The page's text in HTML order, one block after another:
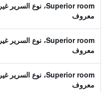
Superior room، نوع السرير غير
معروف
Superior room، نوع السرير غير
معروف
Superior room، نوع السرير غير
معروف